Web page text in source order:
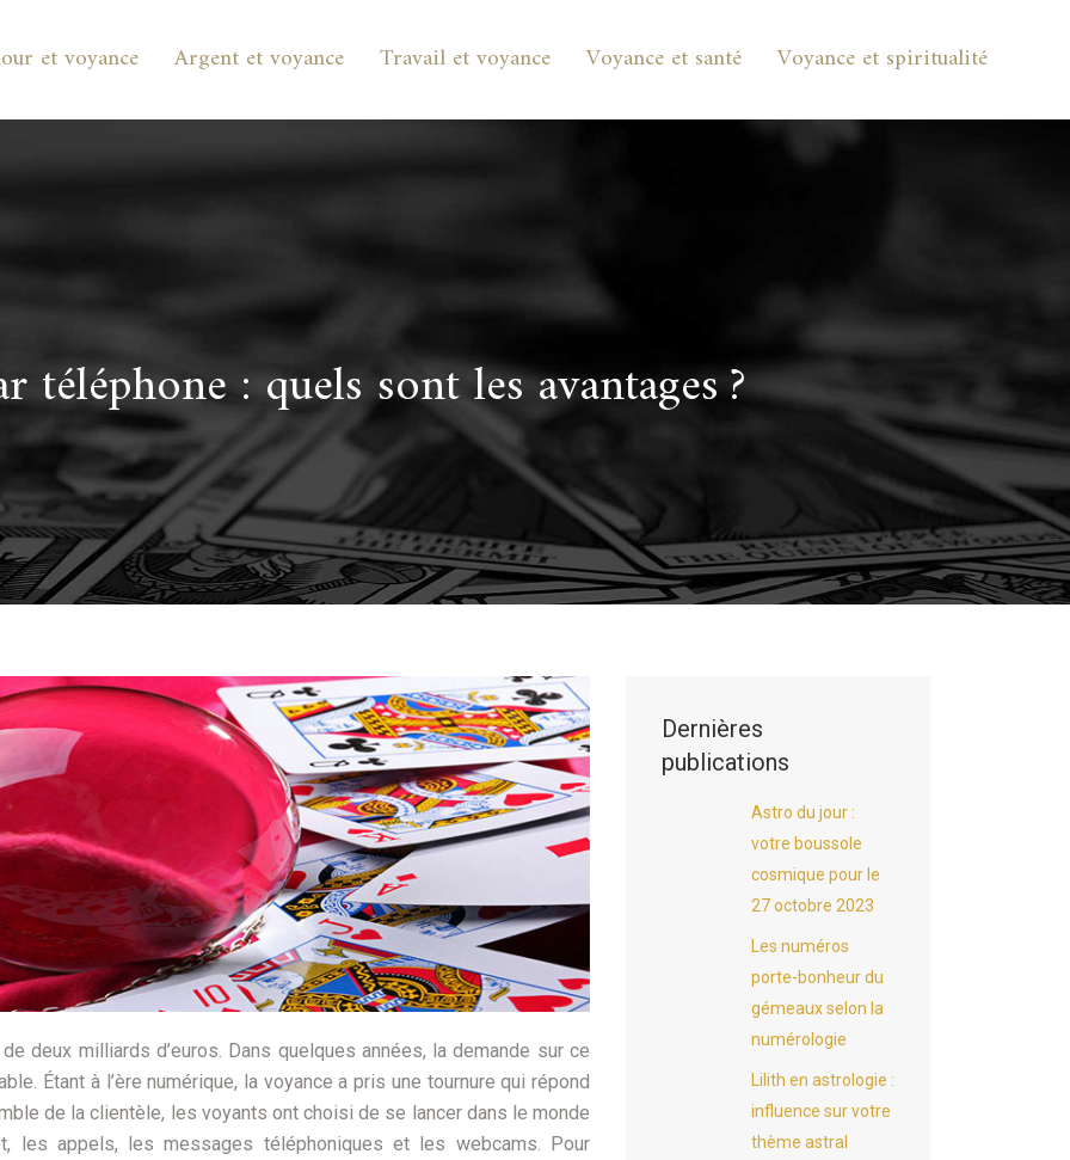
et voyance Argent et voyance Travail et voyance Voyance et santé Voyance et spiritualité
téléphone : quels sont les avantages ?
deux milliards d’euros. Dans quelques années, la demande sur ce
Étant à l’ère numérique, la voyance a pris une tournure qui répond
de la clientèle, les voyants ont choisi de se lancer dans le monde
les appels, les messages téléphoniques et les webcams. Pour
Dernières
publications
Astro du jour :
votre boussole
cosmique pour le
27 octobre 2023
Les numéros
porte-bonheur du
gémeaux selon la
numérologie
Lilith en astrologie :
influence sur votre
thème astral